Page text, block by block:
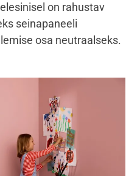
on rahustav
seinapaneeli
osa neutraalseks.